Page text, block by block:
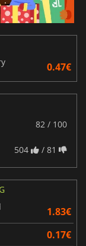
0.47€
82 / 100
504 / 81
1.83€
0.17€